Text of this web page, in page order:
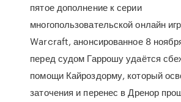
пятое дополнение к серии
многопользовательской онлайн
Warcraft, анонсированное 8
перед судом Гаррошу удаётся
помощи Кайроздорму, который
заточения и перенес в Дренор